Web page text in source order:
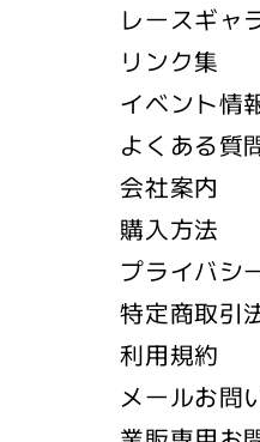
レースギャ
リンク集
イベント情
よくある質
会社案内
購入方法
プライバシ
特定商取引
利用規約
メールお問